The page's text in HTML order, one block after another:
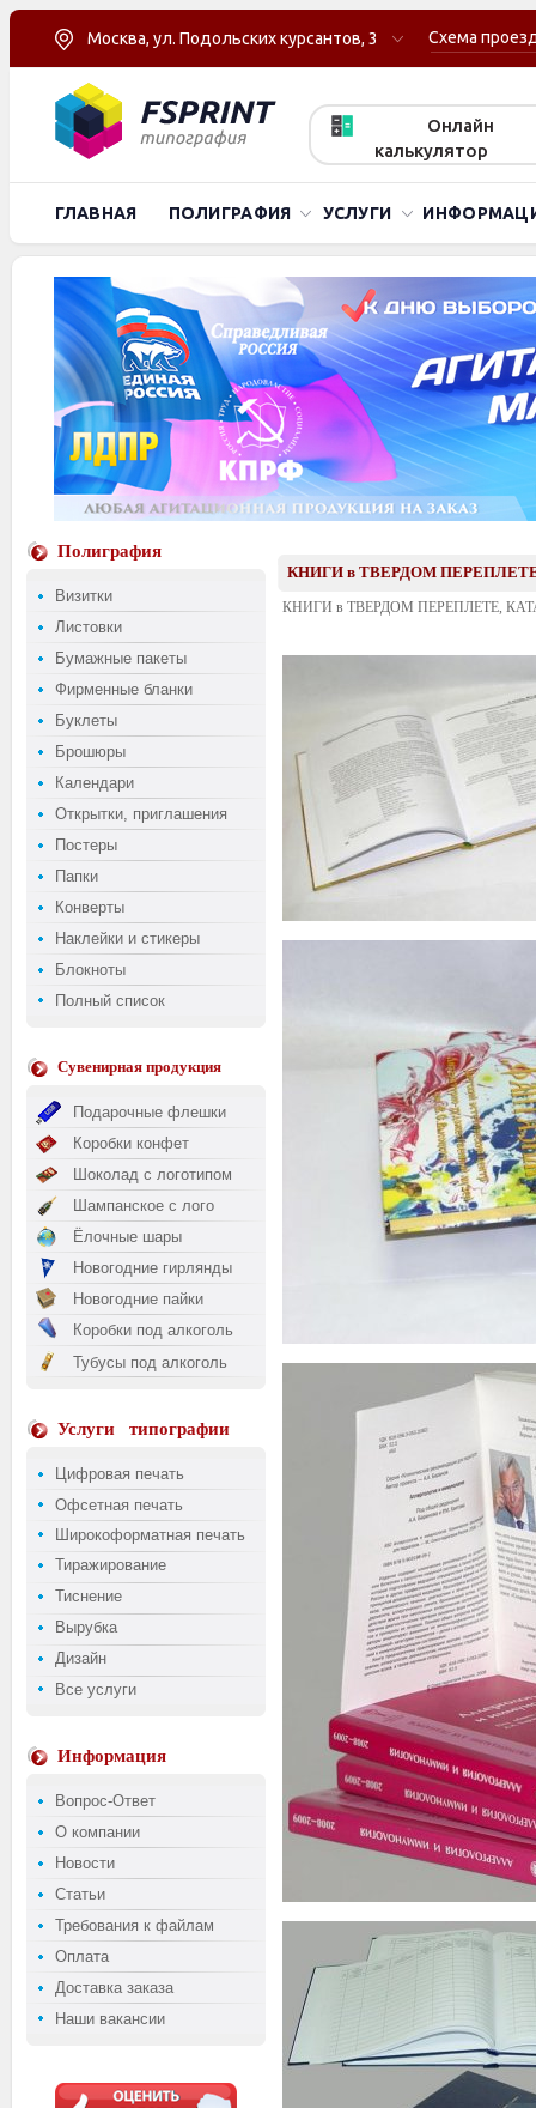
Москва, ул. Подольских курсантов, 3 Схема
Онлайн
калькулятор
ГЛАВНАЯ ПОЛИГРАФИЯ УСЛУГИ
Полиграфия
Визитки
Листовки
Бумажные пакеты
Фирменные бланки
Буклеты
Брошюры
Календари
Открытки, приглашения
Постеры
Папки
Конверты
Наклейки и стикеры
Блокноты
Полный список
Сувенирная продукция
Подарочные флешки
Коробки конфет
Шоколад с логотипом
Шампанское с лого
Ёлочные шары
Новогодние гирлянды
Новогодние пайки
Коробки под алкоголь
Тубусы под алкоголь
Услуги типографии
Цифровая печать
Офсетная печать
Широкоформатная печать
Тиражирование
Тиснение
Вырубка
Дизайн
Все услуги
Информация
Вопрос-Ответ
О компании
Новости
Статьи
Требования к файлам
Оплата
Доставка заказа
Наши вакансии
КНИГИ в ТВЕРДОМ
КНИГИ в ТВЕРДОМ ПЕРЕПЛЕТЕ,